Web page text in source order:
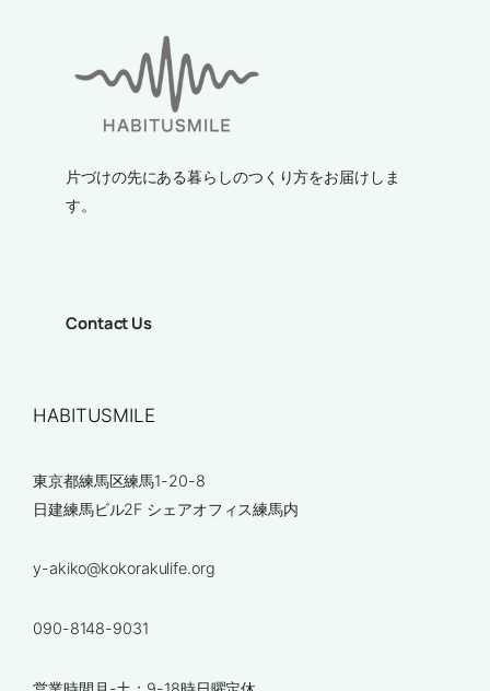
片づけの先にある暮らしのつくり方をお届けしま
す。
Contact Us
HABITUSMILE
東京都練馬区練馬1-20-8
日建練馬ビル2F シェアオフィス練馬内
y-akiko@kokorakulife.org
090-8148-9031